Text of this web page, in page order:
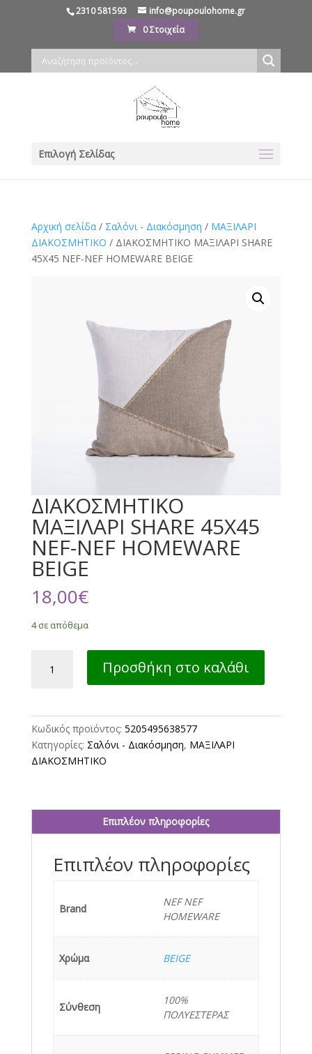
2310 581593
info@poupoulohome.gr
0 Στοιχεία
Επιλογή Σελίδας
Αρχική σελίδα/ Σαλόνι - Διακόσμηση / ΜΑΞΙΛΑΡΙ
ΔΙΑΚΟΣΜΗΤΙΚΟ / ΔΙΑΚΟΣΜΗΤΙΚΟ ΜΑΞΙΛΑΡΙ SHARE
45X45 NEF-NEF HOMEWARE BEIGE
ΔΙΑΚΟΣΜΗΤΙΚΟ
ΜΑΞΙΛΑΡΙ SHARE 45X45
NEF-NEF HOMEWARE
BEIGE
18,00€
4 σε απόθεμα
ΜΑΞΙΛΑΡΙ
HOMEWARE
Προσθήκη στο καλάθι
Κωδικός προϊόντος: 5205495638577
Κατηγορίες: Σαλόνι - Διακόσμηση, ΜΑΞΙΛΑΡΙ
ΔΙΑΚΟΣΜΗΤΙΚΟ
Επιπλέον πληροφορίες
Επιπλέον πληροφορίες
Brand
NEF NEF
HOMEWARE
Χρώμα BEIGE
Σύνθεση
100%
ΠΟΛΥΕΣΤΕΡΑΣ